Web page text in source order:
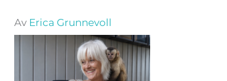
Av Erica Grunnevoll